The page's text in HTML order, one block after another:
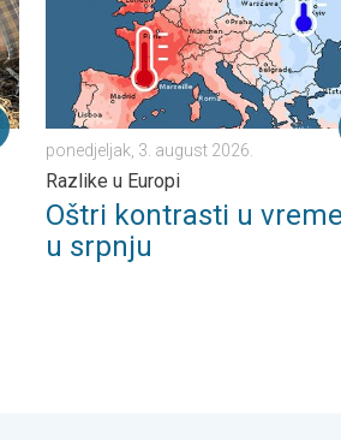
ponedjeljak, 3. august 2026.
Razlike u Europi
Oštri kontrasti u
u srpnju